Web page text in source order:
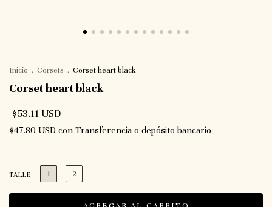
Inicio . Corsets . Corset heart black
Corset heart black
$53.11 USD
$47.80 USD con Transferencia o depósito bancario
TALLE 1 2